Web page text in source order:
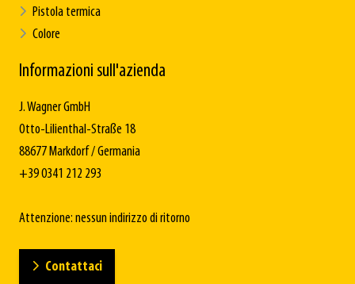
Pistola termica
Colore
Informazioni sull'azienda
J. Wagner GmbH
Otto-Lilienthal-Straße 18
88677 Markdorf / Germania
+39 0341 212 293
Attenzione: nessun indirizzo di ritorno
Contattaci